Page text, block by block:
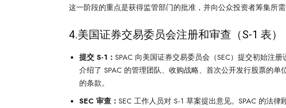
这一阶段的重点是获得监管部门的批准，并向公众投资者筹集所需
4.美国证券交易委员会注册和审查（S-1 表）
提交 S-1： SPAC 向美国证券交易委员会（SEC）提交初始注
介绍了 SPAC 的管理团队、收购战略、首次公开发行股票的
的条款。
SEC 审查： SEC 工作人员对 S-1 草案提出意见。SPAC 的法